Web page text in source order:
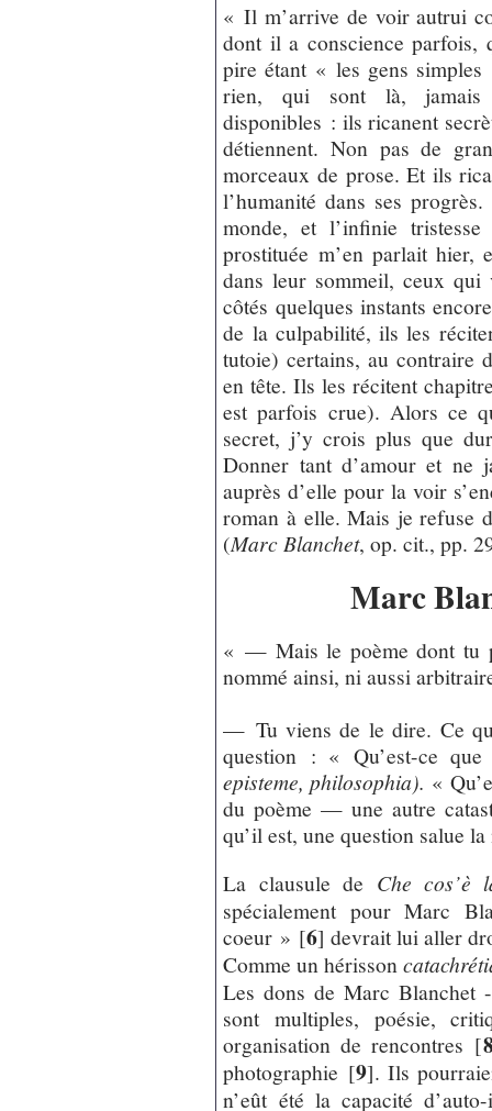
« Il m’arrive de voir autrui
dont il a conscience parfois,
pire étant « les gens
rien, qui sont là, jamais
disponibles : ils ricanent
détiennent. Non pas de
morceaux de prose. Et ils
l’humanité dans ses
monde, et l’infinie
prostituée m’en parlait
dans leur sommeil, ceux
côtés quelques instants
de la culpabilité, ils les
tutoie) certains, au contraire
en tête. Ils les récitent
est parfois crue). Alors ce
secret, j’y crois plus que
Donner tant d’amour et ne
auprès d’elle pour la voir
roman à elle. Mais je refuse
(Marc Blanchet, op. cit., pp.
Marc
« — Mais le poème dont tu
nommé ainsi, ni aussi
— Tu viens de le dire. Ce
question : « Qu’est-ce
episteme, philosophia). «
du poème — une autre
qu’il est, une question salue
La clausule de Che cos’è
spécialement pour Marc
coeur » [6] devrait lui aller
Comme un hérisson
Les dons de Marc Blanchet
sont multiples, poésie,
organisation de rencontres [
photographie [9]. Ils
n’eût été la capacité